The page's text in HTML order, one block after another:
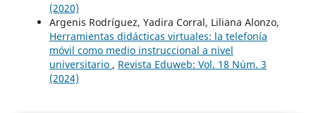
(2020)
Argenis Rodríguez, Yadira Corral, Liliana Alonzo,
Herramientas didácticas virtuales: la telefonía
móvil como medio instruccional a nivel
universitario , Revista Eduweb: Vol. 18 Núm. 3
(2024)